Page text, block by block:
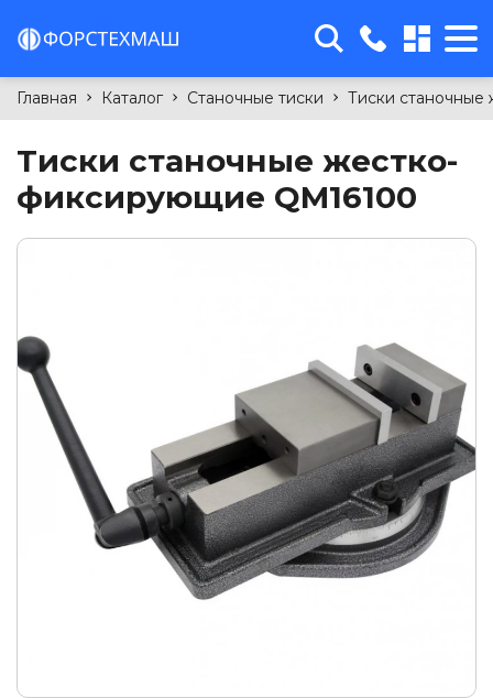
sales@forcetm.by
+375(29)763-99-15
+375(29)699-94-09
Главная Каталог Станочные тиски Тиски
Тиски станочные жестко-
фиксирующие QM16100